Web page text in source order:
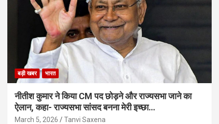
बड़ी खबर भारत
नीतीश कुमार ने किया CM पद छोड़ने और राज्यसभा जाने का
ऐलान, कहा- राज्यसभा सांसद बनना मेरी इच्छा…
March 5, 2026 Tanvi Saxena